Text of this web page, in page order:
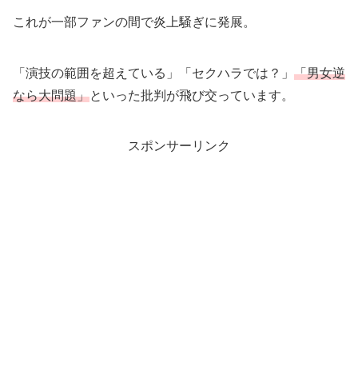
これが一部ファンの間で炎上騒ぎに発展。
「演技の範囲を超えている」「セクハラでは？」 「男女逆
なら大問題」といった批判が飛び交っています。
スポンサーリンク